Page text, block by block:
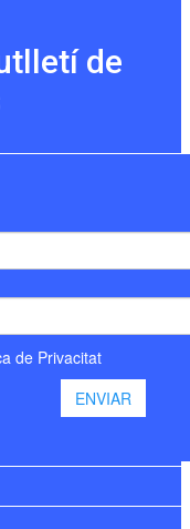
de